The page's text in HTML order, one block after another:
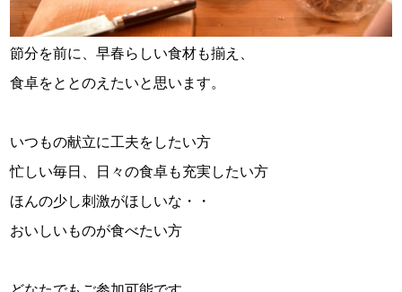
節分を前に、早春らしい食材も揃え、
食卓をととのえたいと思います。
いつもの献立に工夫をしたい方
忙しい毎日、日々の食卓も充実したい方
ほんの少し刺激がほしいな・・
おいしいものが食べたい方